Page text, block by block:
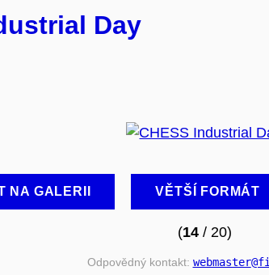
Day
NA GALERII VĚTŠÍ FORMÁT
(14/ 20)
Odpovědný kontakt: webmaster@fi